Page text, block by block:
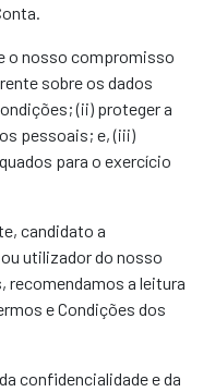
o nosso compromisso
sobre os dados
(ii) proteger a
pessoais; e, (iii)
para o exercício
candidato a
utilizador do nosso
recomendamos a leitura
e Condições dos
confidencialidade e da